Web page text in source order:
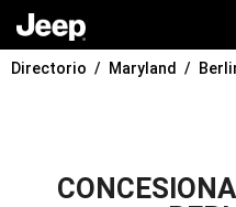
Directorio Maryland